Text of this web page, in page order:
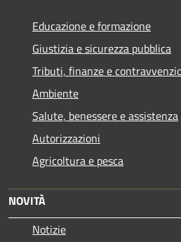
Educazione e formazione
Giustizia e sicurezza pubblica
Tributi, finanze e
Ambiente
Salute, benessere e assistenza
Autorizzazioni
Agricoltura e pesca
NOVITÀ
Notizie